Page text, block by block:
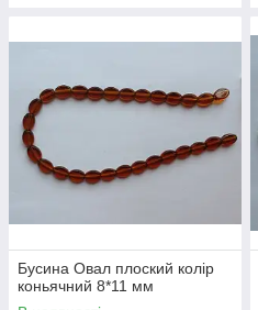
Бусина Овал плоский колір
коньячний 8*11 мм